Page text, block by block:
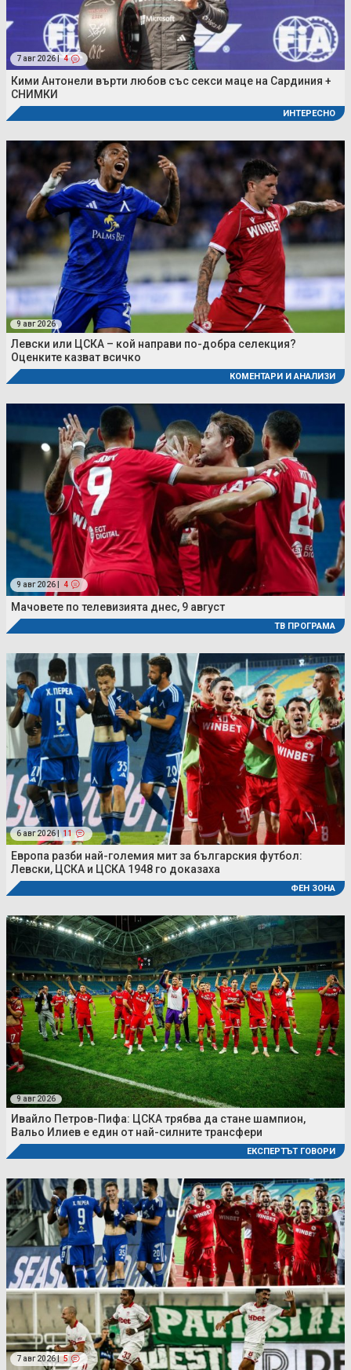
7 авг 2026 | 4
Кими Антонели върти любов със секси маце на Сардиния +
СНИМКИ
ИНТЕРЕСНО
9 авг 2026
Левски или ЦСКА – кой направи по-добра селекция?
Оценките казват всичко
КОМЕНТАРИ И АНАЛИЗИ
9 авг 2026 | 4
Мачовете по телевизията днес, 9 август
ТВ ПРОГРАМА
6 авг 2026 | 11
Европа разби най-големия мит за българския футбол:
Левски, ЦСКА и ЦСКА 1948 го доказаха
ФЕН ЗОНА
9 авг 2026
Ивайло Петров-Пифа: ЦСКА трябва да стане шампион,
Вальо Илиев е един от най-силните трансфери
ЕКСПЕРТЪТ ГОВОРИ
7 авг 2026 | 5